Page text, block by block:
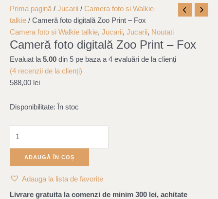
Prima pagină / Jucarii / Camera foto si Walkie
talkie / Cameră foto digitală Zoo Print – Fox
Camera foto si Walkie talkie, Jucarii, Jucarii, Noutati
Cameră foto digitală Zoo Print – Fox
Evaluat la5.00 din 5 pe baza a4 evaluări de la clienți
(4 recenzii de la clienți)
588,00 lei
Disponibilitate: În stoc
Cantitate
Cameră
foto
digitală
Zoo
Print
-
ADAUGĂ ÎN COȘ
Adauga la lista de favorite
Livrare gratuita la comenzi de minim 300 lei, achitate